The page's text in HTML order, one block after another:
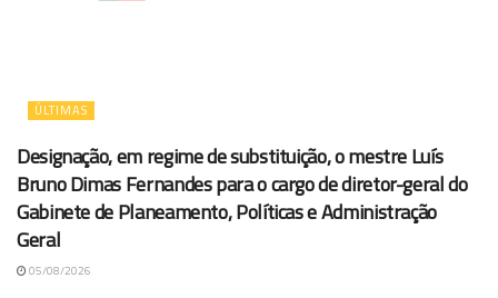
ÚLTIMAS
Designação, em regime de substituição, o mestre Luís
Bruno Dimas Fernandes para o cargo de diretor-geral do
Gabinete de Planeamento, Políticas e Administração
Geral
05/08/2026